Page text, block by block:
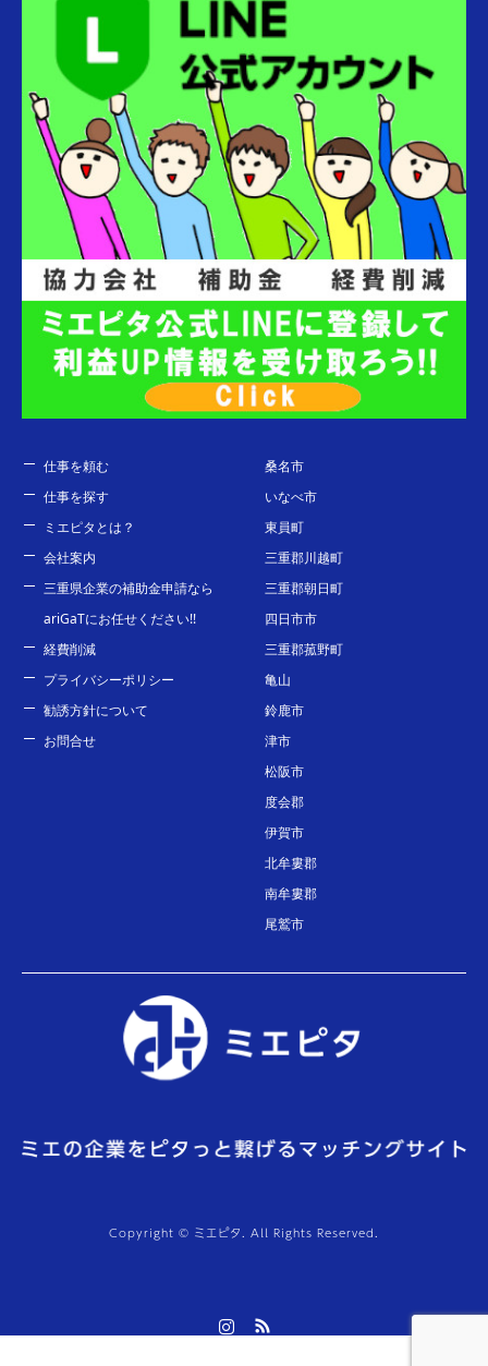
仕事を頼む
仕事を探す
ミエピタとは？
会社案内
三重県企業の補助金申請なら
ariGaTにお任せください!!
経費削減
プライバシーポリシー
勧誘方針について
お問合せ
桑名市
いなべ市
東員町
三重郡川越町
三重郡朝日町
四日市市
三重郡菰野町
亀山
鈴鹿市
津市
松阪市
度会郡
伊賀市
北牟婁郡
南牟婁郡
尾鷲市
Copyright © ミエピタ. All Rights Reserved.